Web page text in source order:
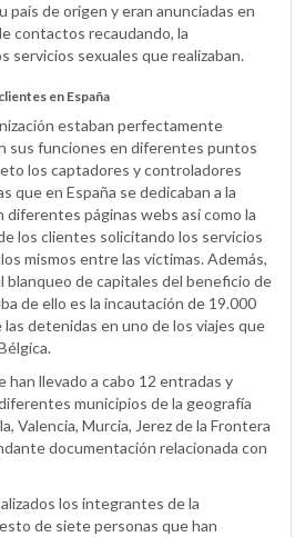
país de origen y eran anunciadas en
contactos recaudando, la
servicios sexuales que realizaban.
en España
estaban perfectamente
sus funciones en diferentes puntos
los captadores y controladores
que en España se dedicaban a la
diferentes páginas webs así como la
los clientes solicitando los servicios
mismos entre las víctimas. Además,
blanqueo de capitales del beneficio de
de ello es la incautación de 19.000
detenidas en uno de los viajes que
llevado a cabo 12 entradas y
municipios de la geografía
Valencia, Murcia, Jerez de la Frontera
documentación relacionada con
los integrantes de la
de siete personas que han